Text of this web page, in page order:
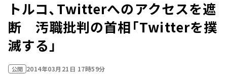
トルコ、Twitterへのアクセスを遮
断 汚職批判の首相「Twitterを撲
滅する」
公開 2014年03月21日 17時59分